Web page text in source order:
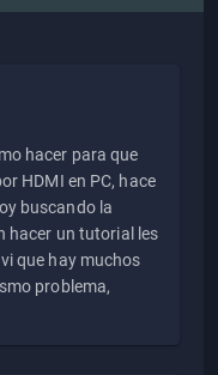
hacer para que
HDMI en PC, hace
buscando la
hacer un tutorial les
que hay muchos
problema,